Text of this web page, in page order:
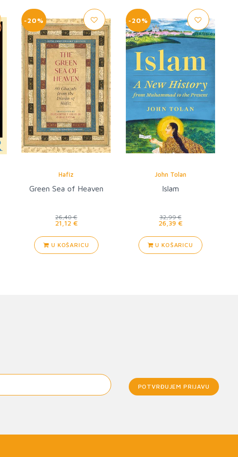
-20%
Hafiz
Green Sea of Heaven
26,40 €
21,12 €
U KOŠARICU
-20%
John Tolan
Islam
32,99 €
26,39 €
U KOŠARICU
POTVRĐUJEM PRIJAVU